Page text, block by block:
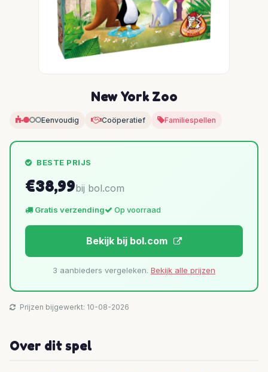
New York Zoo
Eenvoudig Coöperatief Familiespellen
BESTE PRIJS
€38,99bij bol.com
Gratis verzending Op voorraad
Bekijk bij bol.com
3 aanbieders vergeleken. Bekijk alle prijzen
Prijzen bijgewerkt: 10-08-2026
Over dit spel